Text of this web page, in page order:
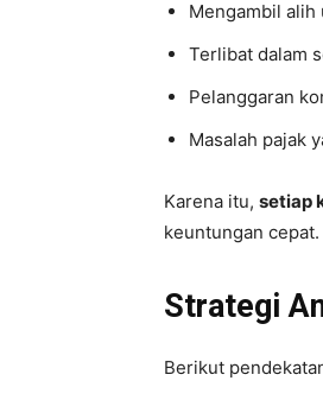
Mengambil
Terlibat dalam
Pelanggaran
Masalah pajak
Karena itu, setiap
keuntungan cepat.
Strategi
Berikut